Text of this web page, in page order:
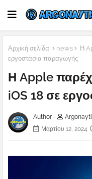
Αρχική σελίδα news
Η
εργοστάσια παραγωγής
Η Apple
iOS 18 σε
Author -
Μαρτίου 12, 2024